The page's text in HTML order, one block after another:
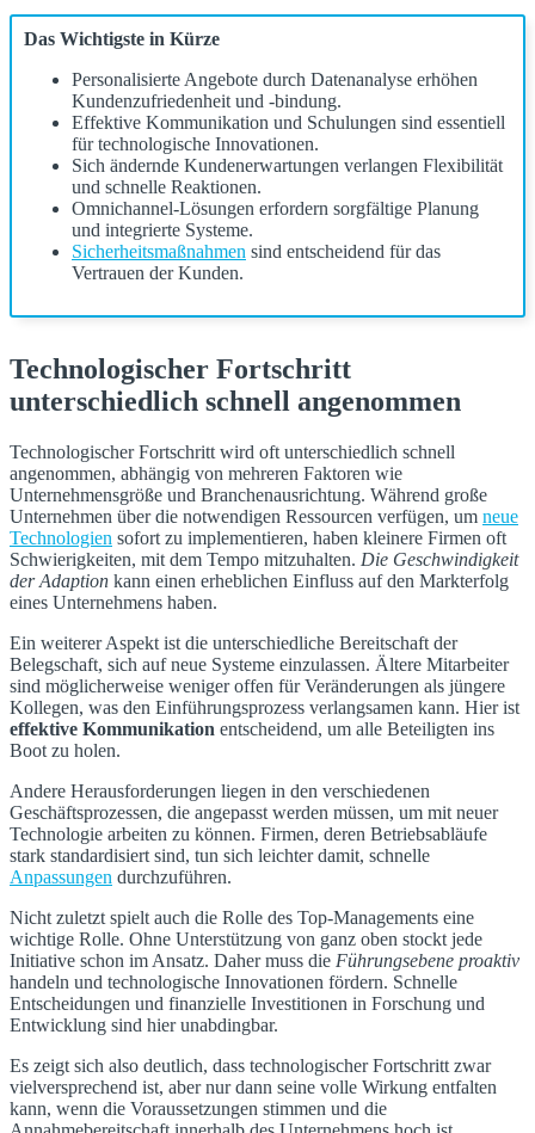
Das Wichtigste in Kürze
Personalisierte Angebote durch Datenanalyse erhöhen
Kundenzufriedenheit und -bindung.
Effektive Kommunikation und Schulungen sind essentiell
für technologische Innovationen.
Sich ändernde Kundenerwartungen verlangen Flexibilität
und schnelle Reaktionen.
Omnichannel-Lösungen erfordern sorgfältige Planung
und integrierte Systeme.
Sicherheitsmaßnahmen sind entscheidend für das
Vertrauen der Kunden.
Technologischer Fortschritt
unterschiedlich schnell angenommen
Technologischer Fortschritt wird oft unterschiedlich schnell
angenommen, abhängig von mehreren Faktoren wie
Unternehmensgröße und Branchenausrichtung. Während große
Unternehmen über die notwendigen Ressourcen verfügen, um neue
Technologien sofort zu implementieren, haben kleinere Firmen oft
Schwierigkeiten, mit dem Tempo mitzuhalten. Die Geschwindigkeit
der Adaption kann einen erheblichen Einfluss auf den Markterfolg
eines Unternehmens haben.
Ein weiterer Aspekt ist die unterschiedliche Bereitschaft der
Belegschaft, sich auf neue Systeme einzulassen. Ältere Mitarbeiter
sind möglicherweise weniger offen für Veränderungen als jüngere
Kollegen, was den Einführungsprozess verlangsamen kann. Hier ist
effektive Kommunikation entscheidend, um alle Beteiligten ins
Boot zu holen.
Andere Herausforderungen liegen in den verschiedenen
Geschäftsprozessen, die angepasst werden müssen, um mit neuer
Technologie arbeiten zu können. Firmen, deren Betriebsabläufe
stark standardisiert sind, tun sich leichter damit, schnelle
Anpassungen durchzuführen.
Nicht zuletzt spielt auch die Rolle des Top-Managements eine
wichtige Rolle. Ohne Unterstützung von ganz oben stockt jede
Initiative schon im Ansatz. Daher muss die Führungsebene proaktiv
handeln und technologische Innovationen fördern. Schnelle
Entscheidungen und finanzielle Investitionen in Forschung und
Entwicklung sind hier unabdingbar.
Es zeigt sich also deutlich, dass technologischer Fortschritt zwar
vielversprechend ist, aber nur dann seine volle Wirkung entfalten
kann, wenn die Voraussetzungen stimmen und die